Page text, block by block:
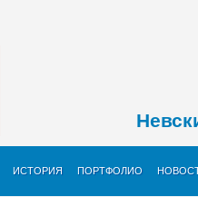
ИСТОРИЯ ПОРТФОЛИО